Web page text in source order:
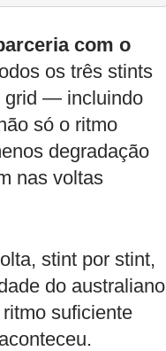
com o
os três stints
grid — incluindo
só o ritmo
degradação
nas voltas
stint por stint,
do australiano
suficiente